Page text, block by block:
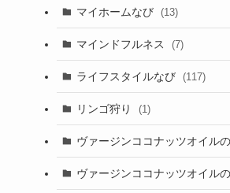
マイホームなび (13)
マインドフルネス (7)
ライフスタイルなび (117)
リンゴ狩り (1)
ヴァージンココナッツオイル
ヴァージンココナッツオイル